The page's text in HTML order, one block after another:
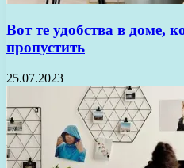
Вот те удобства в доме,
пропустить
25.07.2023